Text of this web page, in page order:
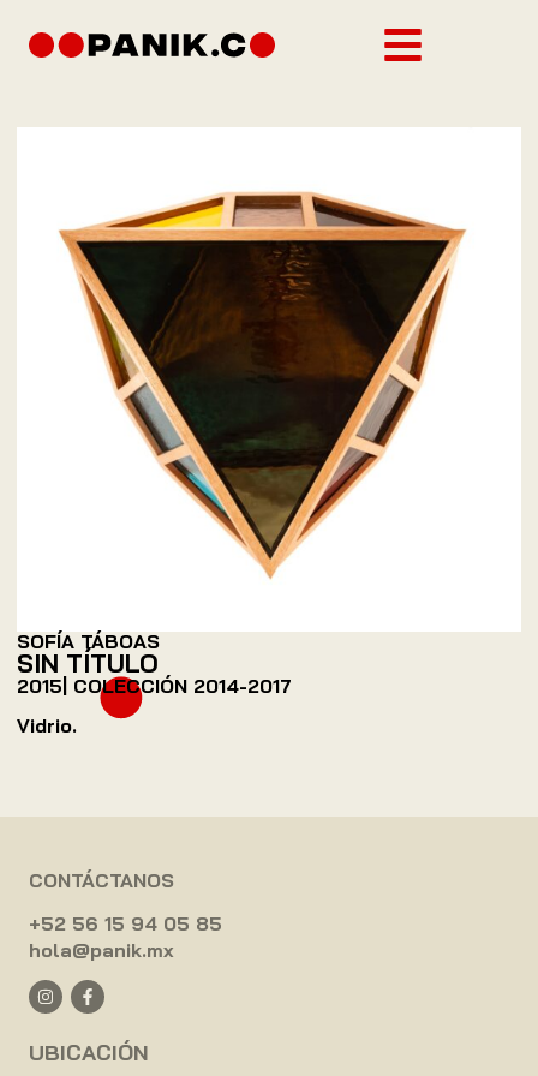
SOFÍA TÁBOAS
SIN TÍTULO
2015 | COLECCIÓN 2014-2017
Vidrio.
CONTÁCTANOS
+52 56 15 94 05 85
hola@panik.mx
UBICACIÓN